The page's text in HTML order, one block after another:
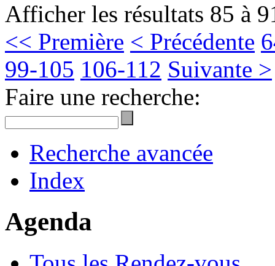
Afficher les résultats 85 à
<< Première < Précédente
99-105 106-112 Suivante >
Faire une recherche:
Recherche avancée
Index
Agenda